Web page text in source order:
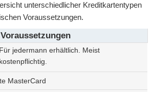
unterschiedlicher Kreditkartentypen
Voraussetzungen.
Voraussetzungen
Für jedermann erhältlich. Meist
kostenpflichtig.
MasterCard